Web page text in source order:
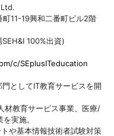
11-19興和二番町ビル2階
100%出資)
c/SEplusITeducation
としてIT教育サービスを開
材教育サービス事業、医療/
実施。
や基本情報技術者試験対策